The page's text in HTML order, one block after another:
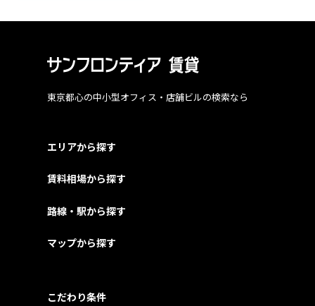
東京都心の中小型オフィス・店舗ビルの検索なら
エリアから探す
賃料相場から探す
路線・駅から探す
マップから探す
こだわり条件